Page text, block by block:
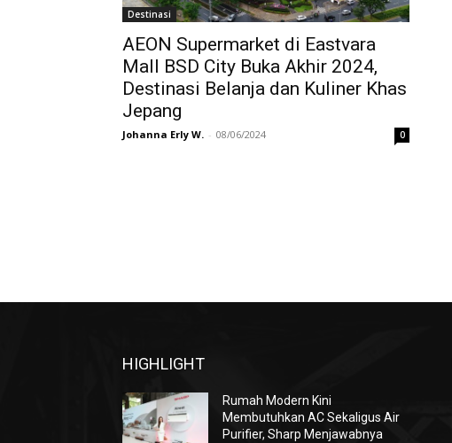
Destinasi
AEON Supermarket di Eastvara
Mall BSD City Buka Akhir 2024,
Destinasi Belanja dan Kuliner Khas
Jepang
Johanna Erly W. - 08/06/2024 0
HIGHLIGHT
Rumah Modern Kini
Membutuhkan AC Sekaligus Air
Purifier, Sharp Menjawabnya